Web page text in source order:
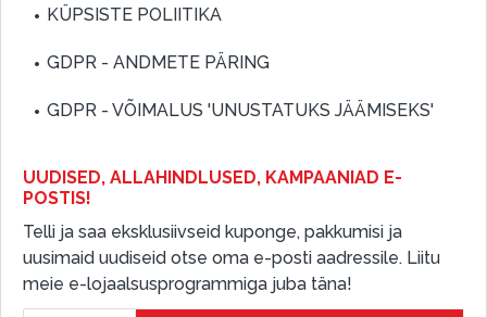
KÜPSISTE POLIITIKA
GDPR - ANDMETE PÄRING
GDPR - VÕIMALUS 'UNUSTATUKS JÄÄMISEKS'
UUDISED, ALLAHINDLUSED, KAMPAANIAD E-
POSTIS!
Telli ja saa eksklusiivseid kuponge, pakkumisi ja
uusimaid uudiseid otse oma e-posti aadressile. Liitu
meie e-lojaalsusprogrammiga juba täna!